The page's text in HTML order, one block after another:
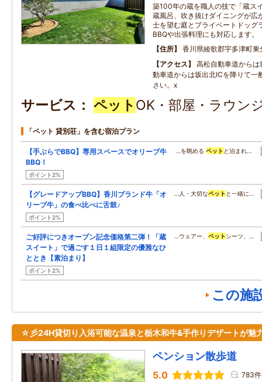
築100年の蔵を職人の技で「蔵ス
蔵風呂、吹き抜けダイニングが広
士を望む庭とプライベートドッグ
BBQや出張料理にも対応します。
住所
香川県綾歌郡宇多津町東
アクセス
高松自動車道から
動車道からは坂出北ICを降りて一
さい。x
サービス ペット OK・部屋・ラウン
「ペット 貸別荘」を含む宿泊プラン
【手ぶらでBBQ】専用スペースでオリーブ牛
BBQ！
ポイント2%
…を眺めるペット と泊まれ…
【グレードアップBBQ】香川ブランド牛「オ
リーブ牛」の食べ比べに舌鼓♪
ポイント2%
…人・大切なペット と一緒に…
ご好評につきオープン記念価格第二弾！「蔵
スイート」で過ごす１日１組限定の優雅なひ
ととき【素泊まり】
ポイント2%
…ウェアー、 ペット シーツ、…
この施
☆彡24H貸切り入浴可能な温泉と栃木和牛&手作りデザートが魅
ペンション散歩道
5.0 783件